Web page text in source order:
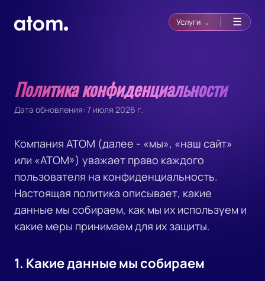
Услуги ⌄ ☰
Политика конфиденциальности
Дата обновления: 7 июля 2026 г.
Компания ATOM (далее - «мы», «наш сайт»
или «ATOM») уважает право каждого
пользователя на конфиденциальность.
Настоящая политика описывает, какие
данные мы собираем, как мы их используем и
какие меры принимаем для их защиты.
1. Какие данные мы собираем